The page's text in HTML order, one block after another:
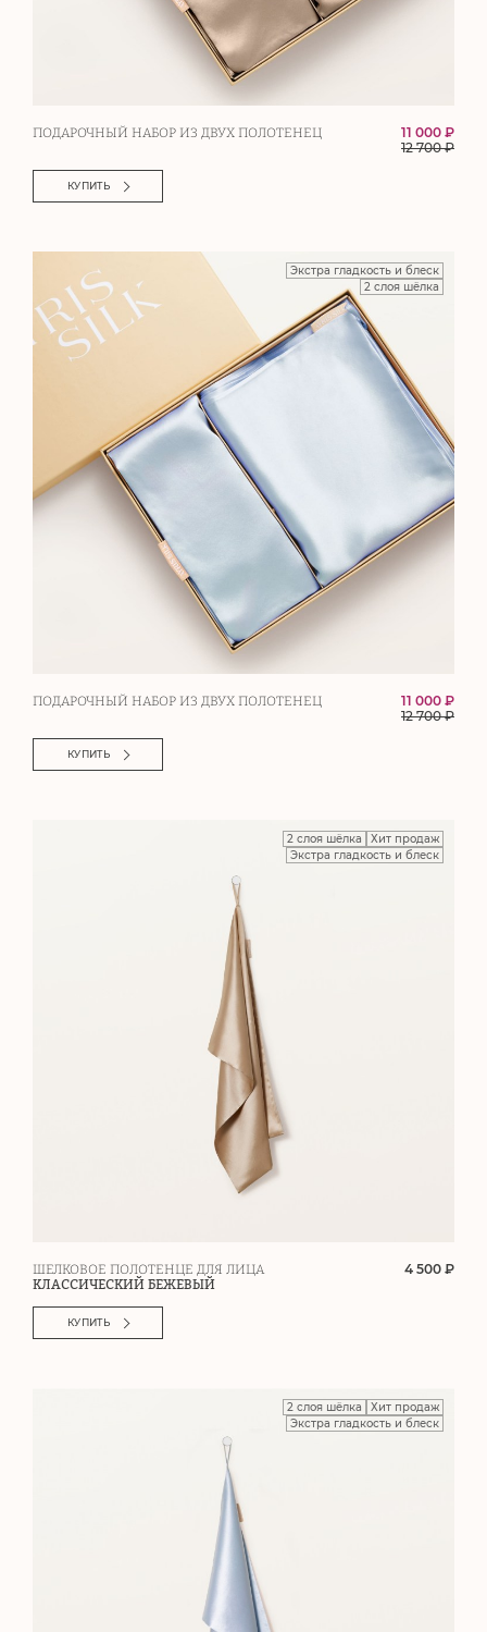
ПОДАРОЧНЫЙ НАБОР ИЗ ДВУХ ПОЛОТЕНЕЦ
11 000 ₽
12 700₽
КУПИТЬ
Экстра гладкость и блеск
2 слоя шёлка
ПОДАРОЧНЫЙ НАБОР ИЗ ДВУХ ПОЛОТЕНЕЦ
11 000 ₽
12 700₽
КУПИТЬ
2 слоя шёлка
Хит продаж
Экстра гладкость и блеск
ШЕЛКОВОЕ ПОЛОТЕНЦЕ ДЛЯ ЛИЦА
КЛАССИЧЕСКИЙ БЕЖЕВЫЙ
4 500 ₽
КУПИТЬ
2 слоя шёлка
Хит продаж
Экстра гладкость и блеск